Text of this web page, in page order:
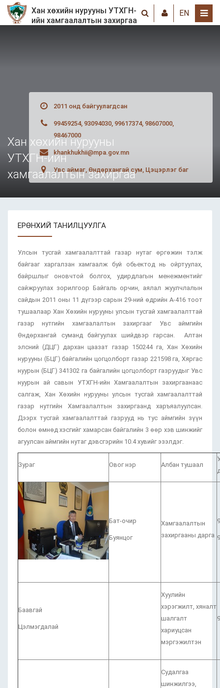
Хан хөхийн нурууны УТХГН-
ийн хамгаалалтын захиргаа
EN
Хан хөхийн нурууны
УТХГН-ийн
хамгаалалтын захиргаа
2011 онд байгуулагдсан
99459254, 93094030, 99617374, 98607000,
98467000
khankhukhii@mpa.gov.mn
Увс аймаг, Өндөрхангай сум, Цэцэрлэг баг
ЕРӨНХИЙ ТАНИЛЦУУЛГА
Улсын тусгай хамгаалалттай газар нутаг өргөжин тэлж
байгааг харгалзан хамгаалж буй обьектод нь ойртуулах,
байршлыг оновчтой болгох, удирдлагын менежментийг
сайжруулах зорилгоор Байгаль орчин, аялал жуулчлалын
сайдын 2011 оны 11 дүгээр сарын 29-ний өдрийн А-416 тоот
тушаалаар Хан Хөхийн нурууны улсын тусгай хамгаалалттай
газар нутгийн хамгаалалтын захиргааг Увс аймгийн
Өндөрхангай суманд байгуулах шийдвэр гарсан. Алтан
элсний (ДЦГ) дархан цаазат газар 150244 га, Хан Хөхийн
нурууны (БЦГ) байгалийн цогцолборт газар 221598 га, Хяргас
нуурын (БЦГ) 341302 га байгалийн цогцолборт газруудыг Увс
нуурын ай савын УТХГН-ийн Хамгаалалтын захиргаанаас
салгаж, Хан Хөхийн нурууны улсын тусгай хамгаалалттай
газар нутгийн Хамгаалалтын захиргаанд харъяалуулсан.
Дээрх тусгай хамгаалалттай газрууд нь тус аймгийн зүүн
болон өмнөд хэсгийг хамарсан байгалийн 3 өөр хэв шинжийг
агуулсан аймгийн нутаг дэвсгэрийн 10.4 хувийг эзэлдэг.
Зураг Овог нэр Албан тушаал
Бат-очир
Буянцог
Хамгаалалтын
захиргааны дарга
Баавгай
Цэлмэгдалай
Хуулийн
хэрэгжилт, хяналт
шалгалт
хариуцсан
мэргэжилтэн
Судалгаа
шинжилгээ,